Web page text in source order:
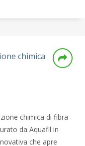
chimica
chimica di fibra
da Aquafil in
che apre